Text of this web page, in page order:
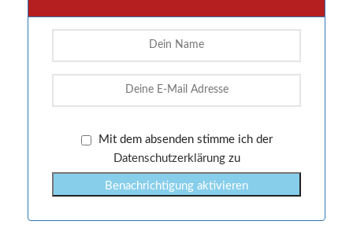
Mit dem absenden stimme ich der
Datenschutzerklärungzu
Benachrichtigung aktivieren